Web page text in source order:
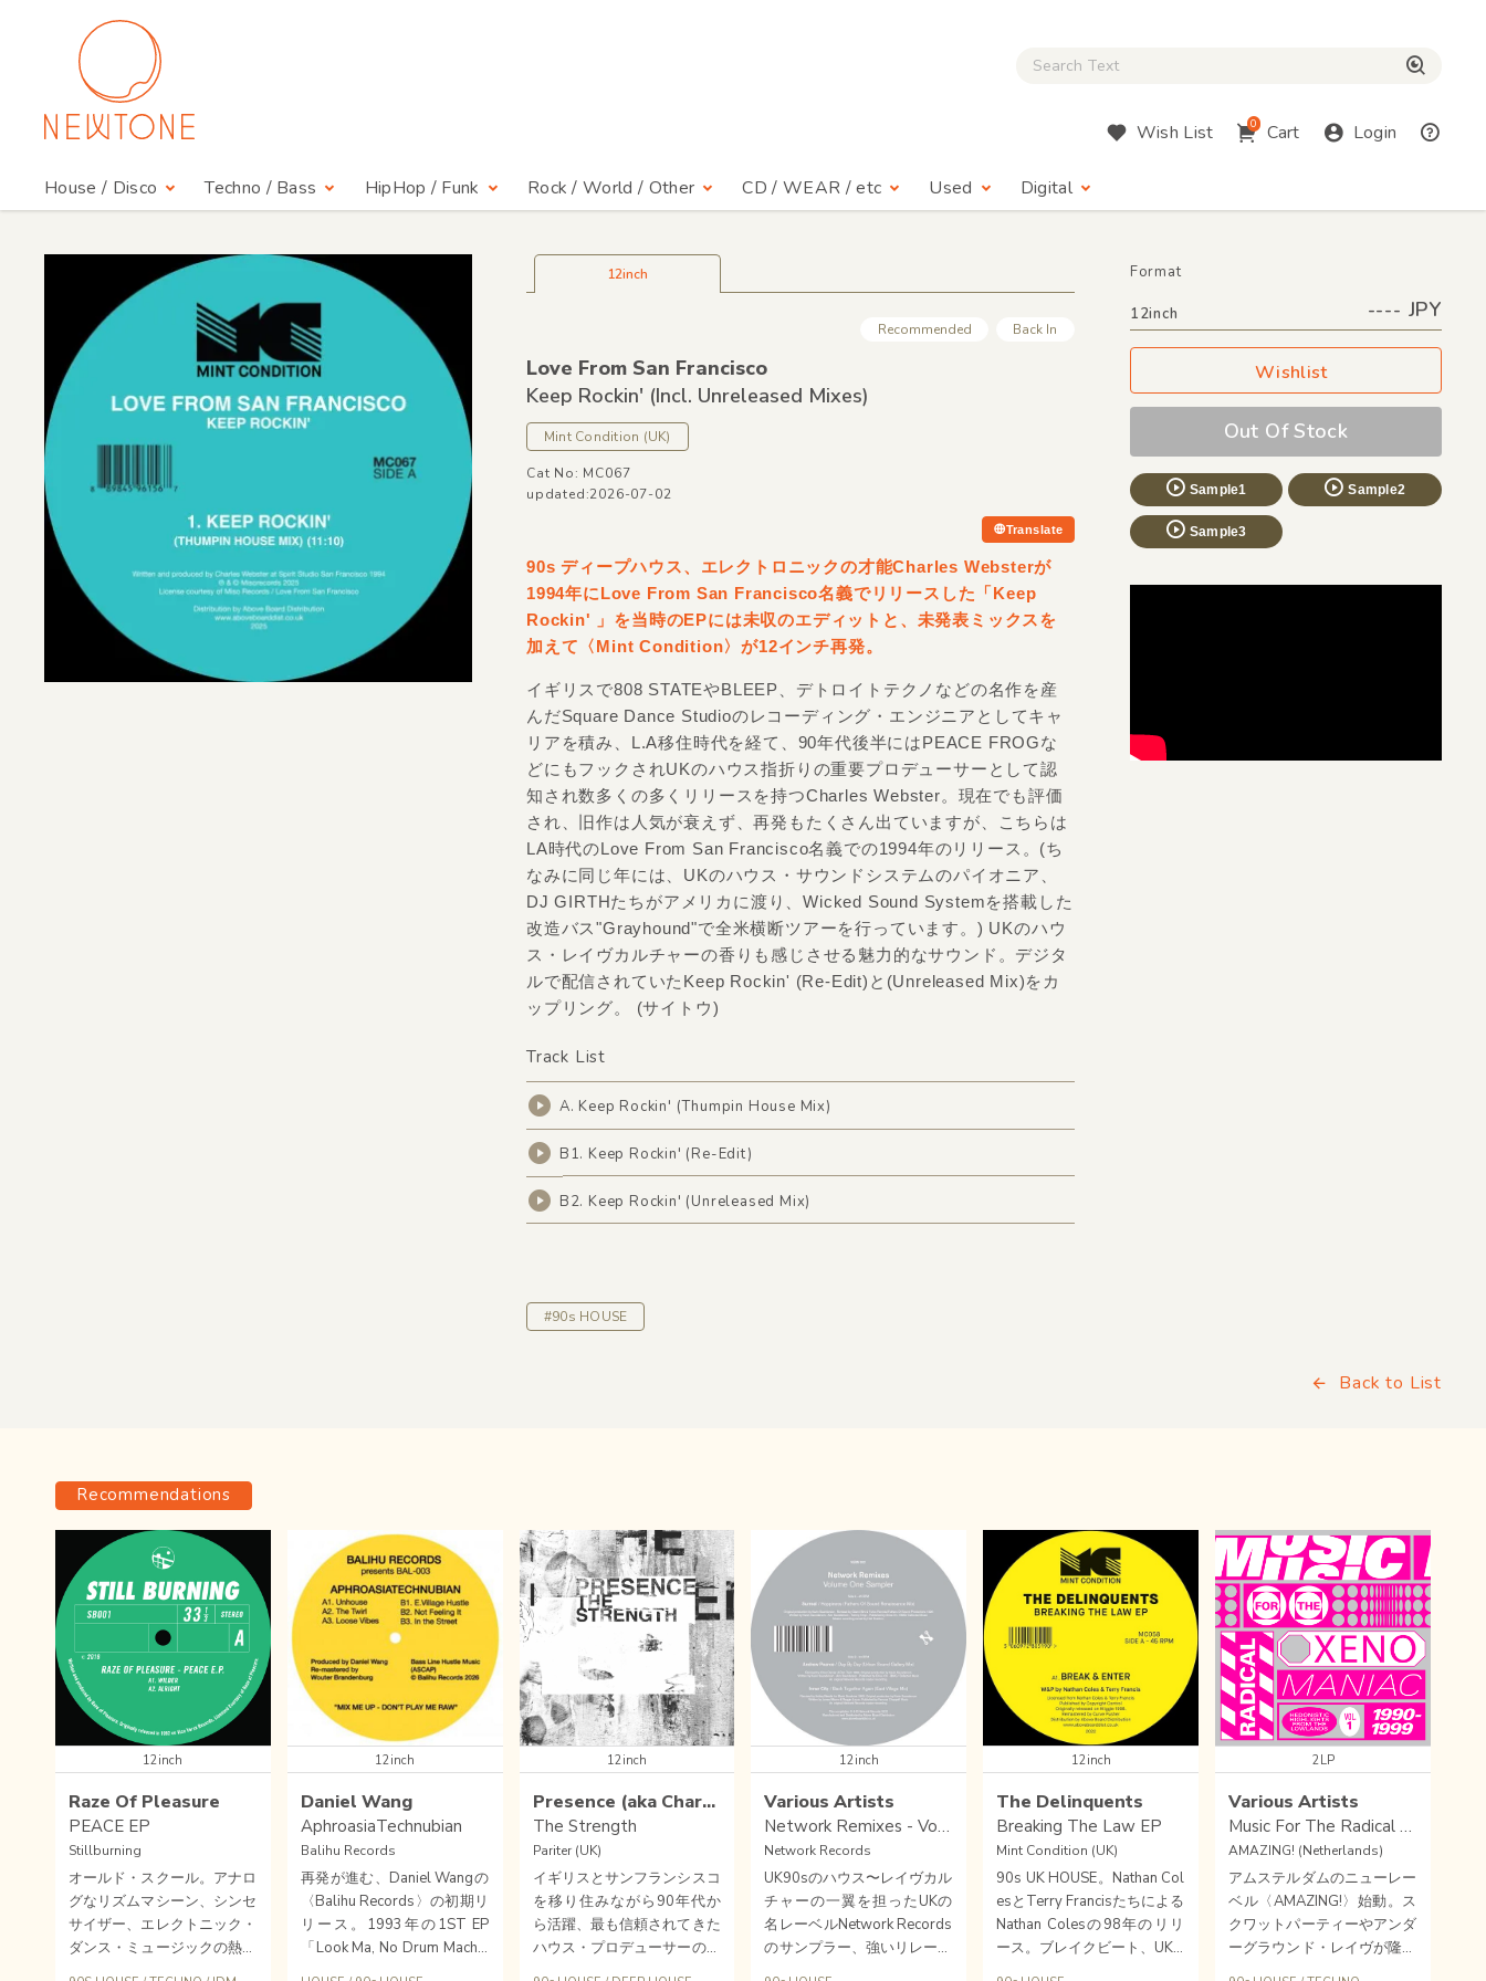
Close Search box
Wish List 0 Cart Login
House / Disco Techno / Bass HipHop / Funk Rock / World / Other CD / WEAR / etc Used Digital
12inch
Recommended Back In
Love From San Francisco
Keep Rockin' (Incl. Unreleased Mixes)
Mint Condition (UK)
Cat No: MC067
updated:2026-07-02
Translate
Format
12inch ---- JPY
Wishlist
Out Of Stock
Sample1 Sample2
Sample3
90s ディープハウス、エレクトロニックの才能Charles Websterが
1994年にLove From San Francisco名義でリリースした「Keep
Rockin' 」を当時のEPには未収のエディットと、未発表ミックスを
加えて〈Mint Condition〉が12インチ再発。
イギリスで808 STATEやBLEEP、デトロイトテクノなどの名作を産
んだSquare Dance Studioのレコーディング・エンジニアとしてキャ
リアを積み、L.A移住時代を経て、90年代後半にはPEACE FROGな
どにもフックされUKのハウス指折りの重要プロデューサーとして認
知され数多くの多くリリースを持つCharles Webster。現在でも評価
され、旧作は人気が衰えず、再発もたくさん出ていますが、こちらは
LA時代のLove From San Francisco名義での1994年のリリース。(ち
なみに同じ年には、UKのハウス・サウンドシステムのパイオニア、
DJ GIRTHたちがアメリカに渡り、Wicked Sound Systemを搭載した
改造バス"Grayhound"で全米横断ツアーを行っています。) UKのハウ
ス・レイヴカルチャーの香りも感じさせる魅力的なサウンド。デジタ
ルで配信されていたKeep Rockin' (Re-Edit)と(Unreleased Mix)をカ
ップリング。 (サイトウ)
Track List
A. Keep Rockin' (Thumpin House Mix)
B1. Keep Rockin' (Re-Edit)
B2. Keep Rockin' (Unreleased Mix)
#90s HOUSE
Back to List
Recommendations
12inch
Raze Of Pleasure
PEACE EP
Stillburning
オールド・スクール。アナロ
グなリズムマシーン、シンセ
サイザー、エレクトニック・
ダンス・ミュージックの熱い
12inch
Daniel Wang
AphroasiaTechnubian
Balihu Records
再発が進む、Daniel Wangの
〈Balihu Records〉の初期リ
リース。1993年の1ST EP
「Look Ma, No Drum Machin
12inch
Presence (aka Charles Webster)
The Strength
Pariter (UK)
イギリスとサンフランシスコ
を移り住みながら90年代か
ら活躍、最も信頼されてきた
ハウス・プロデューサーの一
12inch
Various Artists
Network Remixes - Volume One (12" Sampler)
Network Records
UK90sのハウス〜レイヴカル
チャーの一翼を担ったUKの
名レーベルNetwork Records
のサンプラー、強いリレーシ
12inch
The Delinquents
Breaking The Law EP
Mint Condition (UK)
90s UK HOUSE。Nathan Col
esとTerry Francisたちによる
Nathan Colesの98年のリリ
ース。ブレイクビート、UKG
2LP
Various Artists
Music For The Radical Xenomaniac Vol.1
AMAZING! (Netherlands)
アムステルダムのニューレー
ベル〈AMAZING!〉始動。ス
クワットパーティーやアンダ
ーグラウンド・レイヴが隆盛